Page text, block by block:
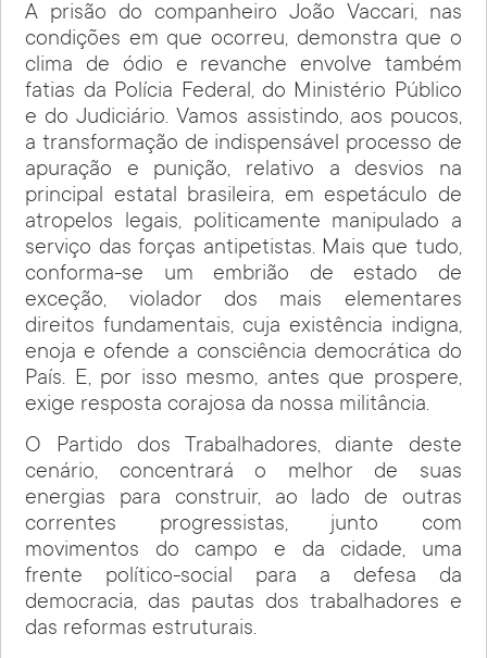
A prisão do companheiro João Vaccari, nas
condições em que ocorreu, demonstra que o
clima de ódio e revanche envolve também
fatias da Polícia Federal, do Ministério Público
e do Judiciário. Vamos assistindo, aos poucos,
a transformação de indispensável processo de
apuração e punição, relativo a desvios na
principal estatal brasileira, em espetáculo de
atropelos legais, politicamente manipulado a
serviço das forças antipetistas. Mais que tudo,
conforma-se um embrião de estado de
exceção, violador dos mais elementares
direitos fundamentais, cuja existência indigna,
enoja e ofende a consciência democrática do
País. E, por isso mesmo, antes que prospere,
exige resposta corajosa da nossa militância.
O Partido dos Trabalhadores, diante deste
cenário, concentrará o melhor de suas
energias para construir, ao lado de outras
correntes progressistas, junto com
movimentos do campo e da cidade, uma
frente político-social para a defesa da
democracia, das pautas dos trabalhadores e
das reformas estruturais.